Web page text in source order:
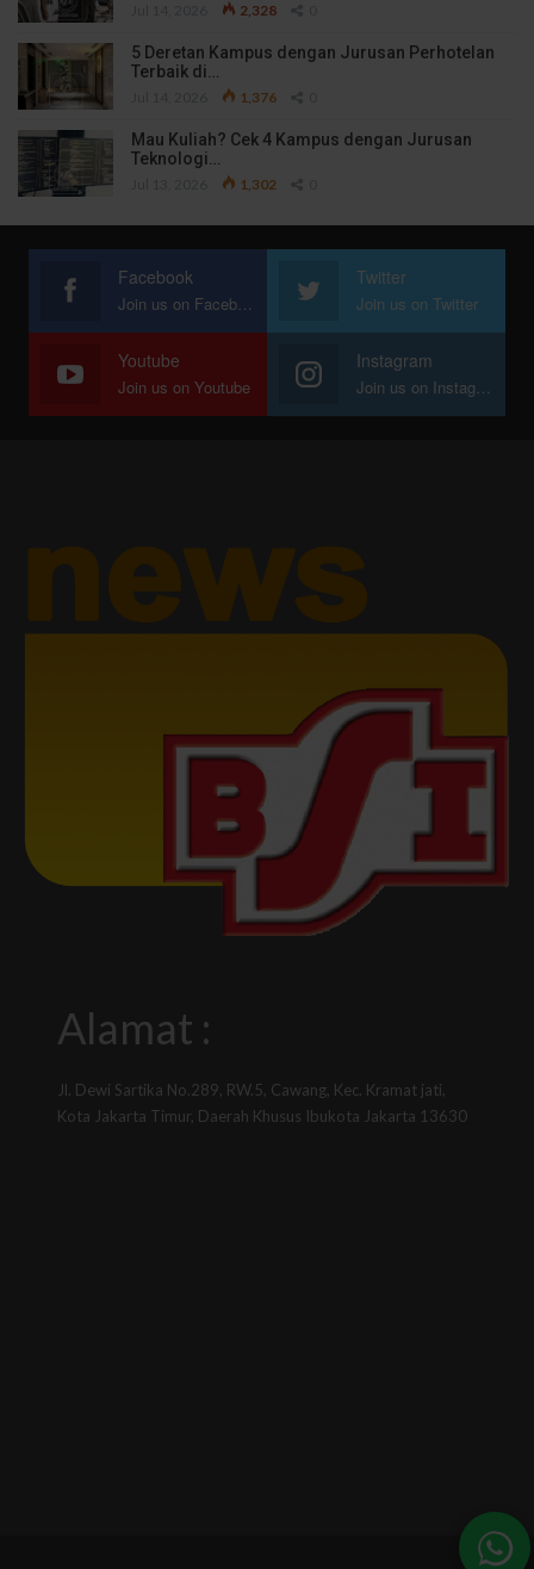
2,328
5 Deretan Kampus dengan Jurusan Perhotelan
Terbaik di…
1,376
Mau Kuliah? Cek 4 Kampus dengan Jurusan
Teknologi…
1,302
Facebook
Join us on Facebook
Twitter
Join us on Twitter
Youtube
Join us on Youtube
Instagram
Join us on Instagram
Alamat :
Jl. Dewi Sartika No.289, RW.5, Cawang, Kec. Kramat jati,
Kota Jakarta Timur, Daerah Khusus Ibukota Jakarta 13630